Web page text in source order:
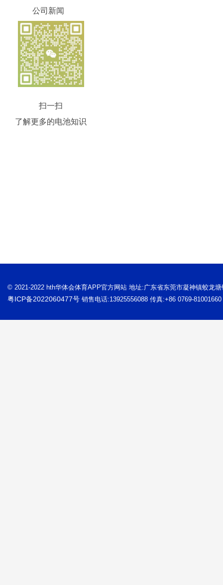
公司新闻
扫一扫
了解更多的电池知识
© 2021-2022 hth华体会体育APP官方网站 地址:广东省东莞市凝神镇蛟龙
粤ICP备2022060477号 销售电话:13925556088 传真:+86 0769-81001660